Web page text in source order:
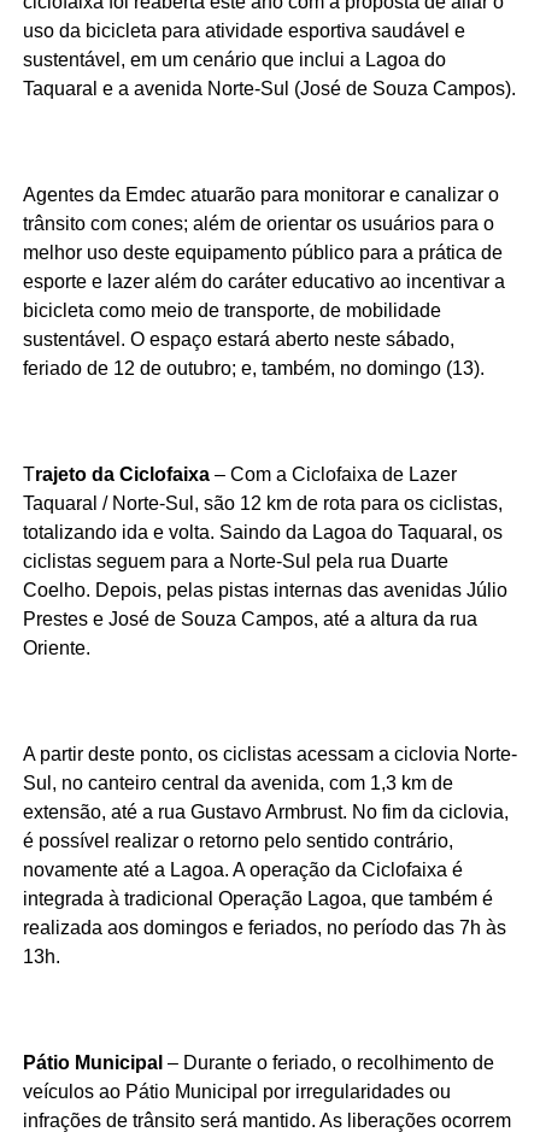
uso da bicicleta para atividade esportiva saudável e
sustentável, em um cenário que inclui a Lagoa do
Taquaral e a avenida Norte-Sul (José de Souza Campos).
Agentes da Emdec atuarão para monitorar e canalizar o
trânsito com cones; além de orientar os usuários para o
melhor uso deste equipamento público para a prática de
esporte e lazer além do caráter educativo ao incentivar a
bicicleta como meio de transporte, de mobilidade
sustentável. O espaço estará aberto neste sábado,
feriado de 12 de outubro; e, também, no domingo (13).
Trajeto da Ciclofaixa– Com a Ciclofaixa de Lazer
Taquaral / Norte-Sul, são 12 km de rota para os ciclistas,
totalizando ida e volta. Saindo da Lagoa do Taquaral, os
ciclistas seguem para a Norte-Sul pela rua Duarte
Coelho. Depois, pelas pistas internas das avenidas Júlio
Prestes e José de Souza Campos, até a altura da rua
Oriente.
A partir deste ponto, os ciclistas acessam a ciclovia Norte-
Sul, no canteiro central da avenida, com 1,3 km de
extensão, até a rua Gustavo Armbrust. No fim da ciclovia,
é possível realizar o retorno pelo sentido contrário,
novamente até a Lagoa. A operação da Ciclofaixa é
integrada à tradicional Operação Lagoa, que também é
realizada aos domingos e feriados, no período das 7h às
13h.
Pátio Municipal – Durante o feriado, o recolhimento de
veículos ao Pátio Municipal por irregularidades ou
infrações de trânsito será mantido. As liberações ocorrem